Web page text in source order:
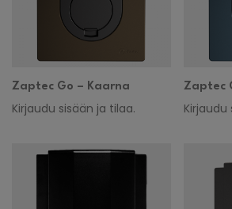
Zaptec Go – Kaarna
Kirjaudu sisään ja tilaa.
Zaptec
Kirjaudu